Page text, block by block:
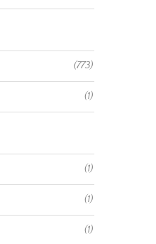
(773)
(1)
(1)
(1)
(1)